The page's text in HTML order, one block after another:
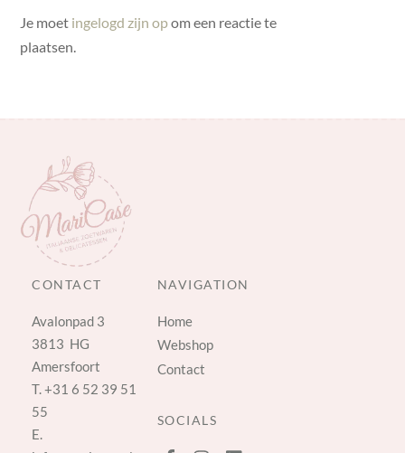
Je moet ingelogd zijn opom een reactie te
plaatsen.
CONTACT
Avalonpad 3
3813 HG
Amersfoort
T.+31 6 52 39 51
55
E.
NAVIGATION
Home
Webshop
Contact
SOCIALS